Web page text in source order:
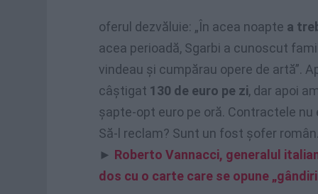
oferul dezvăluie: „În acea noapte a
acea perioadă, Sgarbi a cunoscut
vindeau și cumpărau opere de artă”.
câștigat 130 de euro pe zi, dar apoi
șapte-opt euro pe oră. Contractele
Să-l reclam? Sunt un fost șofer
► Roberto Vannacci, generalul
dos cu o carte care se opune